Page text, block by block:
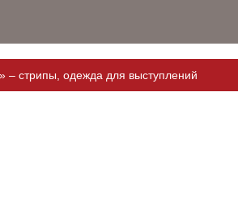
– стрипы, одежда для выступлений